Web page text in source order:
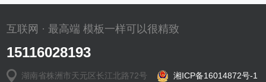
互联网 · 最高端 模板一样可以很精致
15116028193
湖南省株洲市天元区长江北路72号 湘ICP备16014872号-1